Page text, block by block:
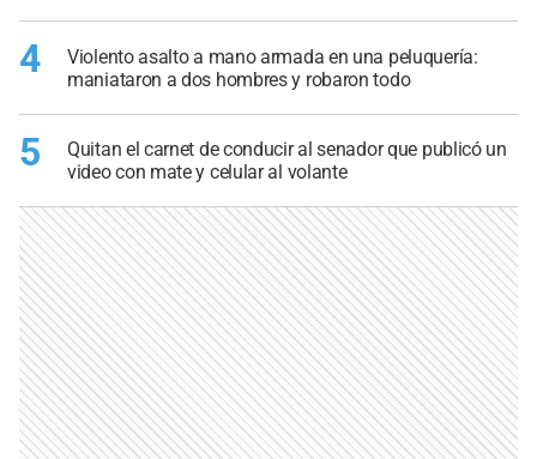
4
Violento asalto a mano armada en una peluquería:
maniataron a dos hombres y robaron todo
5
Quitan el carnet de conducir al senador que publicó un
video con mate y celular al volante